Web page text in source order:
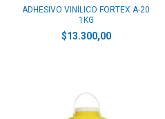
ADHESIVO VINÍLICO FORTEX A-20
1KG
$13.300,00